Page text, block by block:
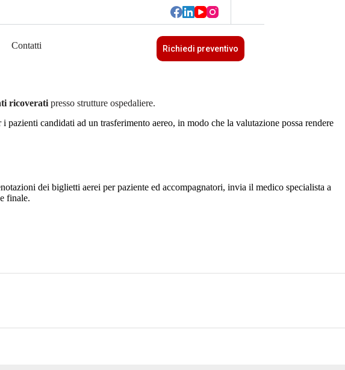
Contatti Richiedi preventivo
ricoverati presso strutture ospedaliere.
candidati ad un trasferimento aereo, in modo che la valutazione possa rendere
dei biglietti aerei per paziente ed accompagnatori, invia il medico specialista a
finale.